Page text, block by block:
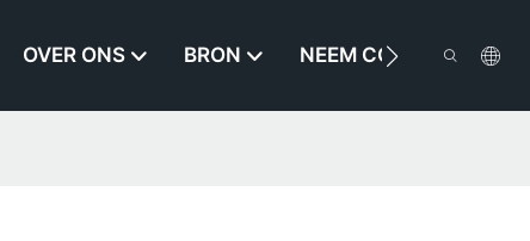
OVER ONS BRON NEEM CONTACT MET